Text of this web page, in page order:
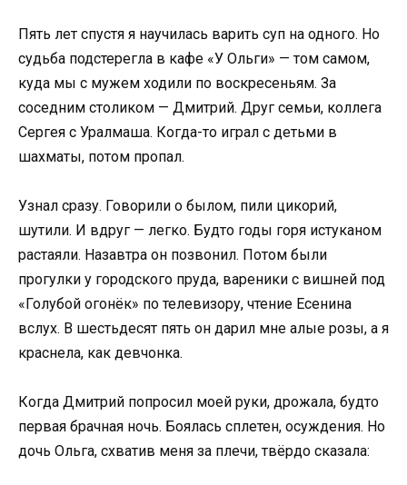
Пять лет спустя я научилась варить суп на одного. Но
судьба подстерегла в кафе «У Ольги» — том самом,
куда мы с мужем ходили по воскресеньям. За
соседним столиком — Дмитрий. Друг семьи, коллега
Сергея с Уралмаша. Когда-то играл с детьми в
шахматы, потом пропал.
Узнал сразу. Говорили о былом, пили цикорий,
шутили. И вдруг — легко. Будто годы горя истуканом
растаяли. Назавтра он позвонил. Потом были
прогулки у городского пруда, вареники с вишней под
«Голубой огонёк» по телевизору, чтение Есенина
вслух. В шестьдесят пять он дарил мне алые розы, а я
краснела, как девчонка.
Когда Дмитрий попросил моей руки, дрожала, будто
первая брачная ночь. Боялась сплетен, осуждения. Но
дочь Ольга, схватив меня за плечи, твёрдо сказала: